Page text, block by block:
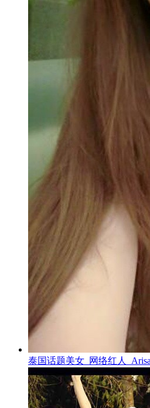
泰国话题美女_网络红人